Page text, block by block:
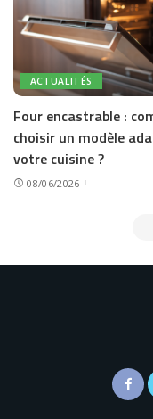
ACTUALITÉS
Four encastrable :
choisir un modèle
votre cuisine ?
08/06/2026